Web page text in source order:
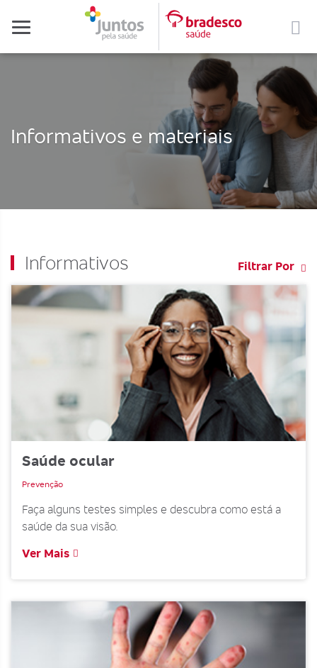
Informativos e materiais
Informativos Filtrar Por
Saúde ocular
Prevenção
Faça alguns testes simples e descubra como está a
saúde da sua visão.
Ver Mais